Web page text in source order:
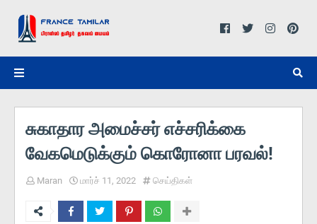
சுகாதார அமைச்சர் எச்சரிக்கை
வேகமெடுக்கும் கொரோனா பரவல்!
Maran மார்ச் 11, 2022 செய்திகள்